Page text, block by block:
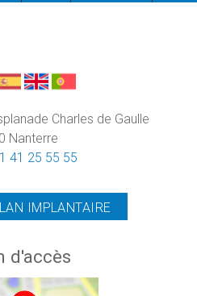
Charles de Gaulle
Nanterre
41 25 55 55
IMPLANTAIRE
d'accès